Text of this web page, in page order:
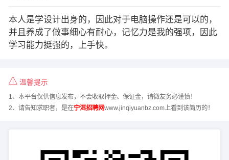
本人是学设计出身的，因此对于电脑操作还是可以的，
并且养成了做事细心有耐心，记忆力是我的强项，因此
学习能力挺强的，上手快。
温馨提示
1、本平台仅供信息发布，不会收取押金、保证金，请微友务必谨慎！
2、请告知求职者，是在宁洱招聘网www.jinqiyuanbz.com上看到该简历的！